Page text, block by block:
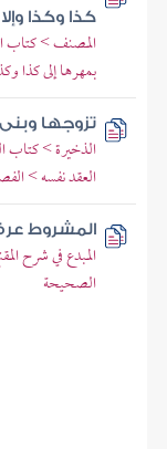
كذا وكذا
المصنف > كتاب
بمهرها إلى كذا
تزوجها
الذخيرة > كتاب
العقد نفسه >
المشروط
المبدع في شرح
الصحيحة